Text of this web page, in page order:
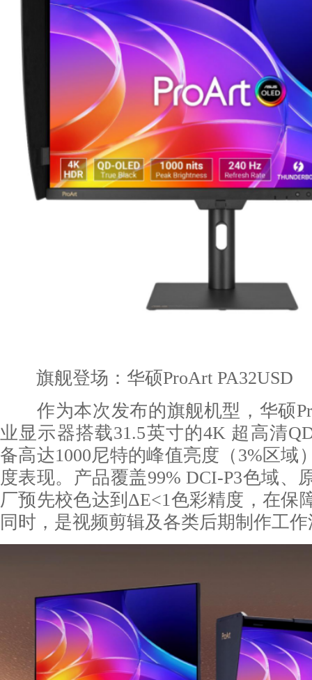
旗舰登场：华硕ProArt PA32USD
作为本次发布的旗舰机型，华硕
业显示器搭载31.5英寸的4K 超高清
备高达1000尼特的峰值亮度（3%区域
度表现。产品覆盖99% DCI-P3色域、
厂预先校色达到ΔE<1色彩精度，在保
同时，是视频剪辑及各类后期制作工